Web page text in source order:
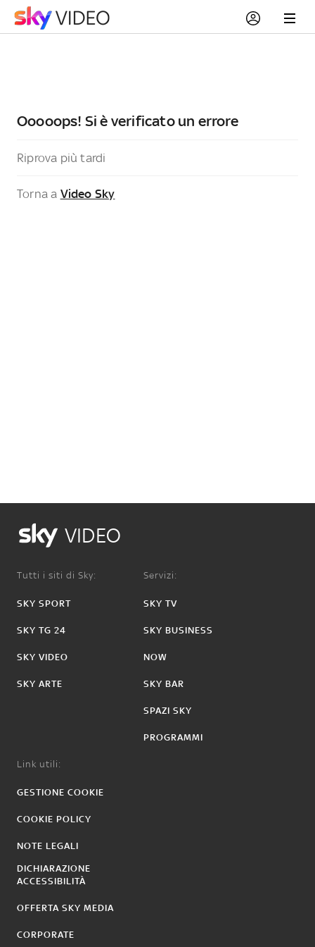
Ooooops! Si è verificato un errore
Riprova più tardi
Torna a Video Sky
VIDEO
Tutti i siti di Sky:
SKY SPORT
SKY TG 24
SKY VIDEO
SKY ARTE
Servizi:
SKY TV
SKY BUSINESS
NOW
SKY BAR
SPAZI SKY
PROGRAMMI
Link utili:
GESTIONE COOKIE
COOKIE POLICY
NOTE LEGALI
DICHIARAZIONE
ACCESSIBILITÀ
OFFERTA SKY MEDIA
CORPORATE